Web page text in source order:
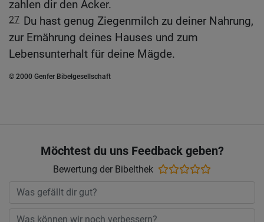
zahlen dir den Acker.
27 Du hast genug Ziegenmilch zu deiner Nahrung,
zur Ernährung deines Hauses und zum
Lebensunterhalt für deine Mägde.
© 2000 Genfer Bibelgesellschaft
Möchtest du uns Feedback geben?
Bewertung der Bibelthek